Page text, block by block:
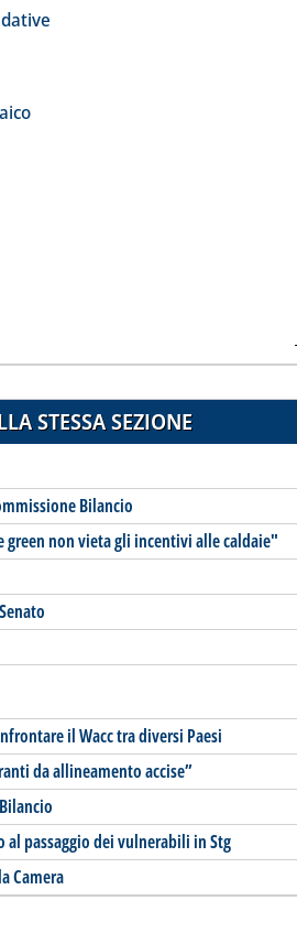
STESSA SEZIONE
Bilancio
green non vieta gli incentivi alle caldaie"
il Wacc tra diversi Paesi
da allineamento accise”
al passaggio dei vulnerabili in Stg
Camera